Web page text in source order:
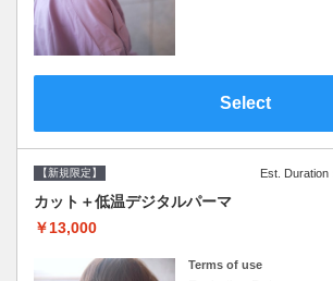
Select
【新規限定】 Est. Duration
カット＋低温デジタルパーマ
￥13,000
Terms of use